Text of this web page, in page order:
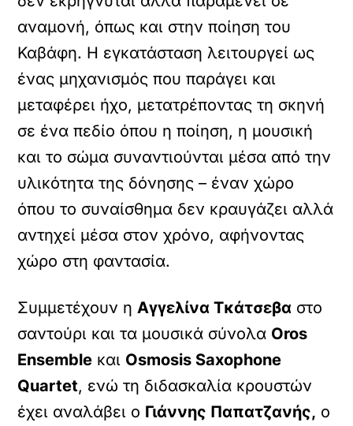
αναμονή, όπως και στην ποίηση του
Καβάφη. Η εγκατάσταση λειτουργεί ως
ένας μηχανισμός που παράγει και
μεταφέρει ήχο, μετατρέποντας τη σκηνή
σε ένα πεδίο όπου η ποίηση, η μουσική
και το σώμα συναντιούνται μέσα από την
υλικότητα της δόνησης – έναν χώρο
όπου το συναίσθημα δεν κραυγάζει αλλά
αντηχεί μέσα στον χρόνο, αφήνοντας
χώρο στη φαντασία.
Συμμετέχουν ηΑγγελίνα Τκάτσεβα στο
σαντούρι και τα μουσικά σύνολα Oros
Ensemble και Osmosis Saxophone
Quartet, ενώ τη διδασκαλία κρουστών
έχει αναλάβει ο Γιάννης Παπατζανής, ο